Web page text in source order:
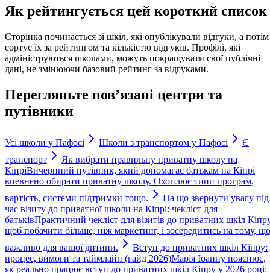
Як рейтингується цей короткий список
Сторінка починається зі шкіл, які опублікували відгуки, а потім
сортує їх за рейтингом та кількістю відгуків. Профілі, які
адмініструються школами, можуть покращувати свої публічні
дані, не змінюючи базовий рейтинг за відгуками.
Перегляньте пов’язані центри та
путівники
Усі школи у Пафосі Школи з транспортом у Пафосі
Є
транспорт
Як вибрати правильну приватну школу на
КіпріВичерпний путівник, який допомагає батькам на Кіпрі
впевнено обирати приватну школу. Охоплює типи програм,
вартість, системи підтримки тощо.
На що звернути увагу під
час візиту до приватної школи на Кіпрі: чекліст для
батьківПрактичний чекліст для візитів до приватних шкіл
щоб побачити більше, ніж маркетинг, і зосередитись на тому, що
важливо для вашої дитини.
Вступ до приватних шкіл Кіпру:
процес, вимоги та таймлайн (гайд 2026)Марія Іоанну пояснює,
як реально працює вступ до приватних шкіл Кіпру у 2026 році: